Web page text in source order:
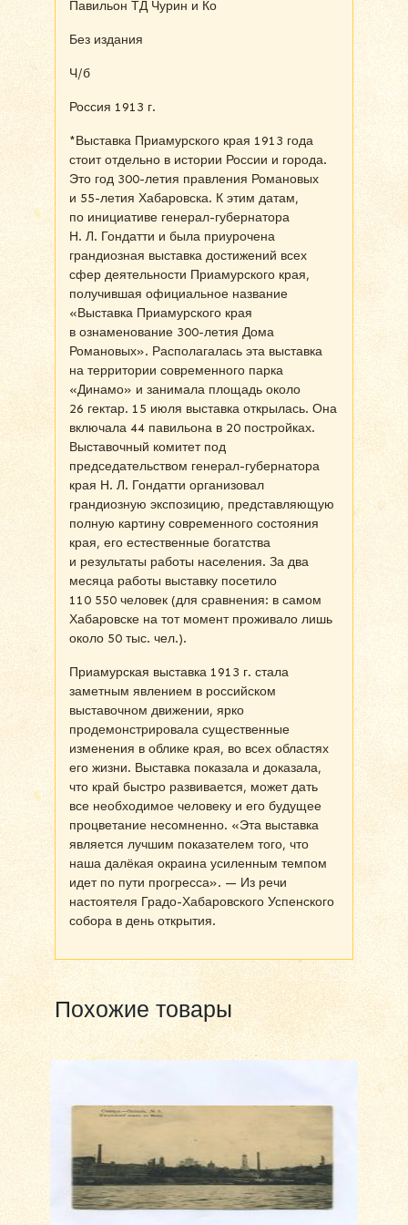
Павильон ТД Чурин и Ко
Без издания
Ч/б
Россия 1913 г.
*Выставка Приамурского края 1913 года
стоит отдельно в истории России и города.
Это год 300-летия правления Романовых
и 55-летия Хабаровска. К этим датам,
по инициативе генерал-губернатора
Н. Л. Гондатти и была приурочена
грандиозная выставка достижений всех
сфер деятельности Приамурского края,
получившая официальное название
«Выставка Приамурского края
в ознаменование 300-летия Дома
Романовых». Располагалась эта выставка
на территории современного парка
«Динамо» и занимала площадь около
26 гектар. 15 июля выставка открылась. Она
включала 44 павильона в 20 постройках.
Выставочный комитет под
председательством генерал-губернатора
края Н. Л. Гондатти организовал
грандиозную экспозицию, представляющую
полную картину современного состояния
края, его естественные богатства
и результаты работы населения. За два
месяца работы выставку посетило
110 550 человек (для сравнения: в самом
Хабаровске на тот момент проживало лишь
около 50 тыс. чел.).
Приамурская выставка 1913 г. стала
заметным явлением в российском
выставочном движении, ярко
продемонстрировала существенные
изменения в облике края, во всех областях
его жизни. Выставка показала и доказала,
что край быстро развивается, может дать
все необходимое человеку и его будущее
процветание несомненно. «Эта выставка
является лучшим показателем того, что
наша далёкая окраина усиленным темпом
идет по пути прогресса». — Из речи
настоятеля Градо-Хабаровского Успенского
собора в день открытия.
Похожие товары